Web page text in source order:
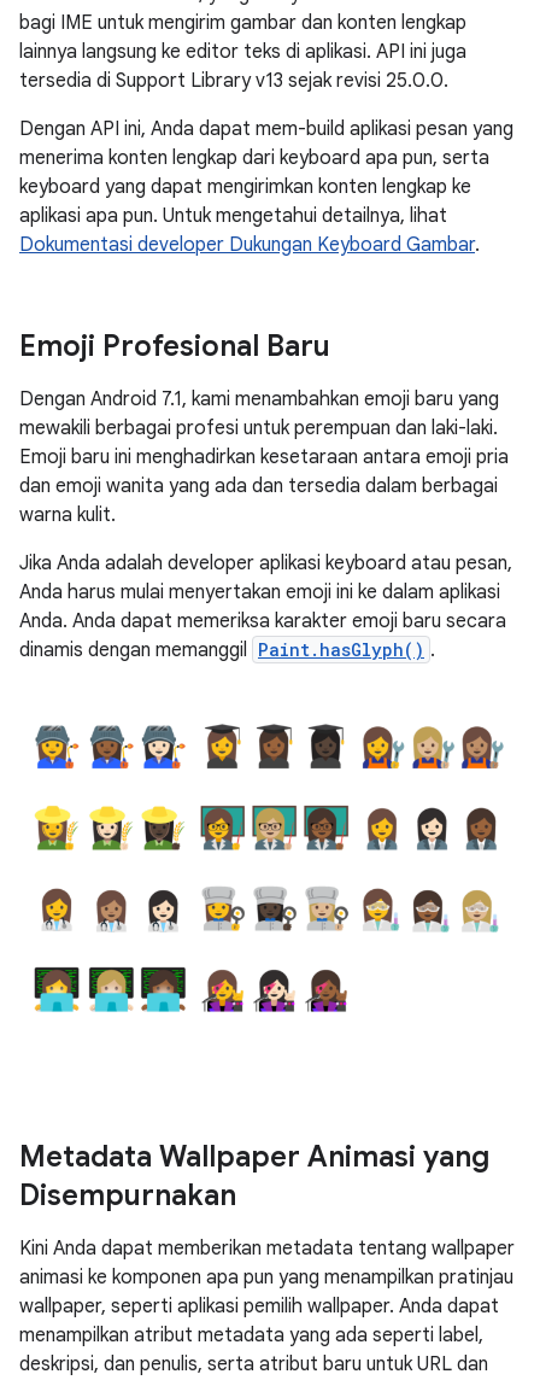
bagi IME untuk mengirim gambar dan konten lengkap
lainnya langsung ke editor teks di aplikasi. API ini juga
tersedia di Support Library v13 sejak revisi 25.0.0.
Dengan API ini, Anda dapat mem-build aplikasi pesan yang
menerima konten lengkap dari keyboard apa pun, serta
keyboard yang dapat mengirimkan konten lengkap ke
aplikasi apa pun. Untuk mengetahui detailnya, lihat
Dokumentasi developer Dukungan Keyboard Gambar.
Emoji Profesional Baru
Dengan Android 7.1, kami menambahkan emoji baru yang
mewakili berbagai profesi untuk perempuan dan laki-laki.
Emoji baru ini menghadirkan kesetaraan antara emoji pria
dan emoji wanita yang ada dan tersedia dalam berbagai
warna kulit.
Jika Anda adalah developer aplikasi keyboard atau pesan,
Anda harus mulai menyertakan emoji ini ke dalam aplikasi
Anda. Anda dapat memeriksa karakter emoji baru secara
dinamis dengan memanggil Paint.hasGlyph() .
Metadata Wallpaper Animasi yang
Disempurnakan
Kini Anda dapat memberikan metadata tentang wallpaper
animasi ke komponen apa pun yang menampilkan pratinjau
wallpaper, seperti aplikasi pemilih wallpaper. Anda dapat
menampilkan atribut metadata yang ada seperti label,
deskripsi, dan penulis, serta atribut baru untuk URL dan